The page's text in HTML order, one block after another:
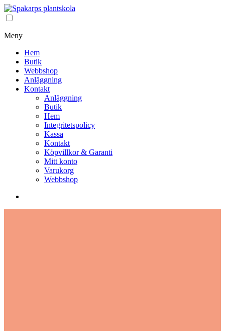
Meny
Hem
Butik
Webbshop
Anläggning
Kontakt
Anläggning
Butik
Hem
Integritetspolicy
Kassa
Kontakt
Köpvillkor & Garanti
Mitt konto
Varukorg
Webbshop